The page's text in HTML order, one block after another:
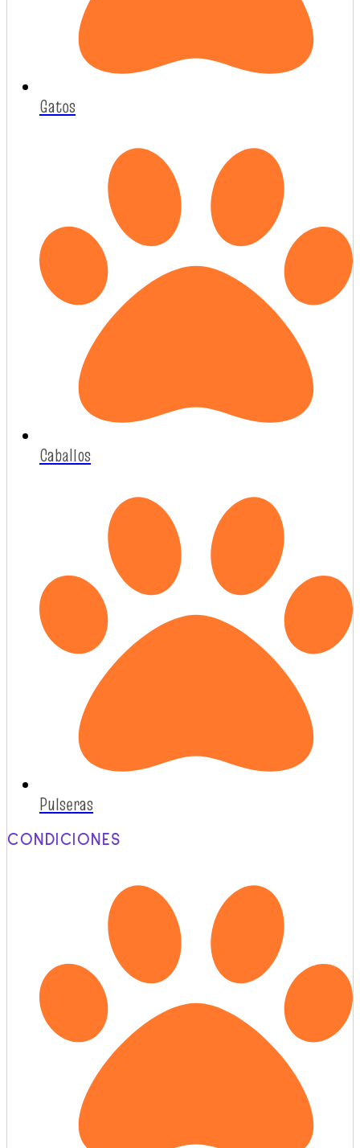
Gatos
Caballos
Pulseras
CONDICIONES